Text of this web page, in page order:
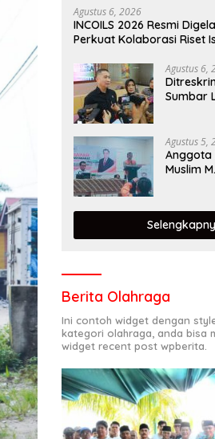
Agustus 6, 2026
INCOILS 2026 Resmi
Perkuat Kolaborasi Riset
Agustus 6,
Sumbar
Hasil
Agustus 5,
Anggota
Muslim
satu
dalam
Berita Olahraga
Ini contoh widget dengan
kategori olahraga, anda bisa
widget recent post wpberita.